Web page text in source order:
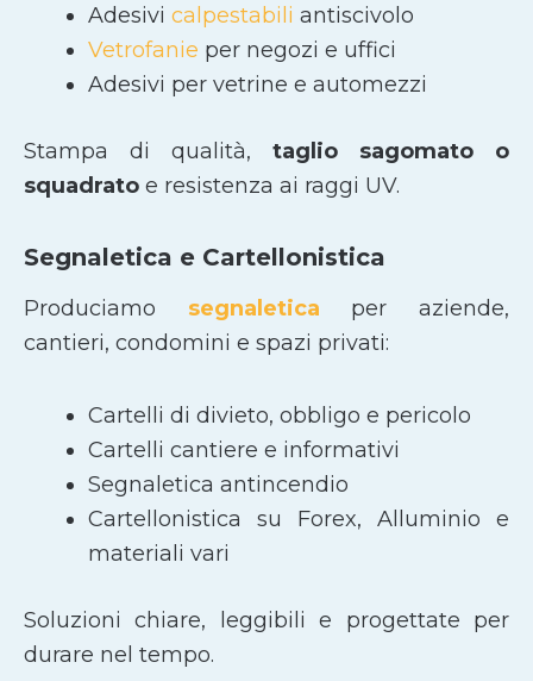
Adesivi calpestabili antiscivolo
Vetrofanie per negozi e uffici
Adesivi per vetrine e automezzi
Stampa di qualità, taglio sagomato
o
squadrato e resistenza ai raggi UV.
Segnaletica e Cartellonistica
Produciamo segnaletica per aziende,
cantieri, condomini e spazi privati:
Cartelli di divieto, obbligo e pericolo
Cartelli cantiere e informativi
Segnaletica antincendio
Cartellonistica su Forex, Alluminio e
materiali vari
Soluzioni chiare, leggibili e progettate per
durare nel tempo.